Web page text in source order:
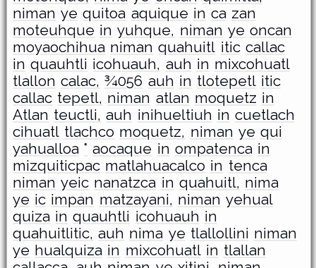
niman ye quitoa aquique in ca zan
moteuhque in yuhque, niman ye oncan
moyaochihua niman quahuitl itic callac
in quauhtli icohuauh, auh in mixcohuatl
tlallon calac, ¾056 auh in tlotepetl itic
callac tepetl, niman atlan moquetz in
Atlan teuctli, auh inihueltiuh in cuetlach
cihuatl tlachco moquetz, niman ye qui
yahualloa ° aocaque in ompatenca in
mizquiticpac matlahuacalco in tenca
niman yeic nanatzca in quahuitl, nima
ye ic impan matzayani, niman yehual
quiza in quauhtli icohuauh in
quahuitlitic, auh nima ye tlallollini niman
ye hualquiza in mixcohuatl in tlallan